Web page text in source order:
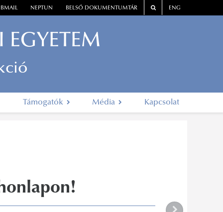
NEPTUN BELSŐ DOKUMENTUMTÁR ENG
Támogatók Média Kapcsolat